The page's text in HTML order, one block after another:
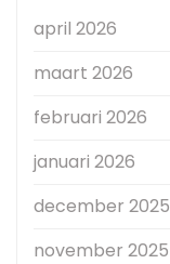
april 2026
maart 2026
februari 2026
januari 2026
december 2025
november 2025